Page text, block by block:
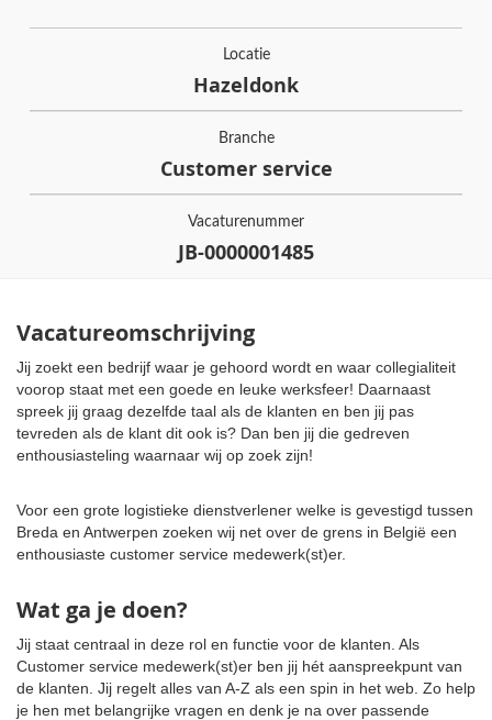
Locatie
Hazeldonk
Branche
Customer service
Vacaturenummer
JB-0000001485
Vacatureomschrijving
Jij zoekt een bedrijf waar je gehoord wordt en waar collegialiteit
voorop staat met een goede en leuke werksfeer! Daarnaast
spreek jij graag dezelfde taal als de klanten en ben jij pas
tevreden als de klant dit ook is? Dan ben jij die gedreven
enthousiasteling waarnaar wij op zoek zijn!
Voor een grote logistieke dienstverlener welke is gevestigd tussen
Breda en Antwerpen zoeken wij net over de grens in België een
enthousiaste customer service medewerk(st)er.
Wat ga je doen?
Jij staat centraal in deze rol en functie voor de klanten. Als
Customer service medewerk(st)er ben jij hét aanspreekpunt van
de klanten. Jij regelt alles van A-Z als een spin in het web. Zo help
je hen met belangrijke vragen en denk je na over passende